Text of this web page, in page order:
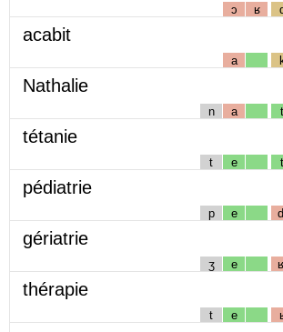
ɔ ʁ
acabit
a
Nathalie
n a t
tétanie
t e t
pédiatrie
p e
gériatrie
ʒ e
thérapie
t e